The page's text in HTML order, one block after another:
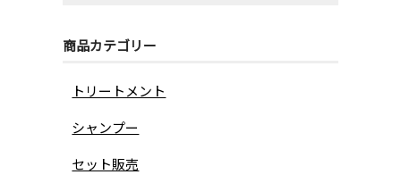
商品カテゴリー
トリートメント
シャンプー
セット販売